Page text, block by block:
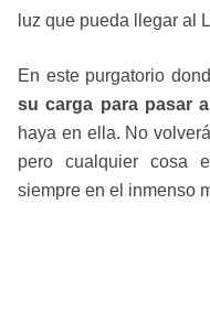
luz que pueda llegar al
En este purgatorio
su carga para pasar
haya en ella. No
pero cualquier cosa
siempre en el inmenso